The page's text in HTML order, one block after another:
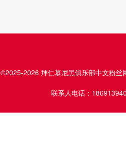
©2025-2026 拜仁慕尼黑俱乐部中文粉丝
联系人电话：